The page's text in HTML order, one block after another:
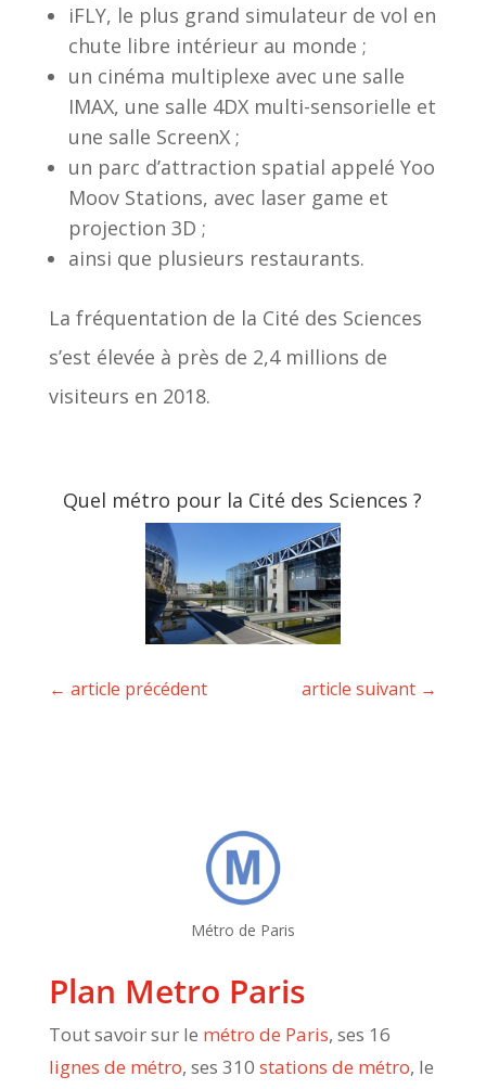
iFLY, le plus grand simulateur de vol en
chute libre intérieur au monde ;
un cinéma multiplexe avec une salle
IMAX, une salle 4DX multi-sensorielle et
une salle ScreenX ;
un parc d’attraction spatial appelé Yoo
Moov Stations, avec laser game et
projection 3D ;
ainsi que plusieurs restaurants.
La fréquentation de la Cité des Sciences
s’est élevée à près de 2,4 millions de
visiteurs en 2018.
Quel métro pour la Cité des Sciences ?
← article précédent article suivant →
Métro de Paris
Plan Metro Paris
Tout savoir sur le métro de Paris, ses 16
lignes de métro, ses 310 stations de métro, le